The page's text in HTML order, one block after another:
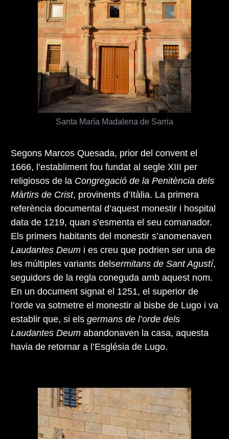
Santa María Madalena de Sarria
Segons Marcos Quesada, prior del convent el
1666, l’establiment fou fundat al segle XIII per
religiosos de la Congregació de la Penitència dels
Màrtirs de Crist, provinents d’Itàlia. La primera
referència documental d’aquest monestir i hospital
data de 1219, quan s’esmenta el seu comanador.
Els primers habitants del monestir s’anomenaven
Laudantes Deum i es creu que podrien ser una de
les múltiples variants delsermitans de Sant Agustí,
seguidors de la regla coneguda amb aquest nom.
En un document signat el 1251, el superior de
l’orde va sotmetre el monestir al bisbe de Lugo i va
establir que, si els germans de l’orde dels
Laudantes Deum abandonaven la casa, aquesta
havia de retornar a l’Església de Lugo.